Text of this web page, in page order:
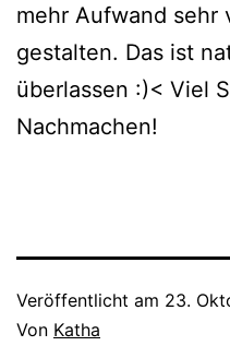
mehr Aufwand sehr
gestalten. Das ist
überlassen :)< Viel
Nachmachen!
Veröffentlicht am 23.
Von Katha